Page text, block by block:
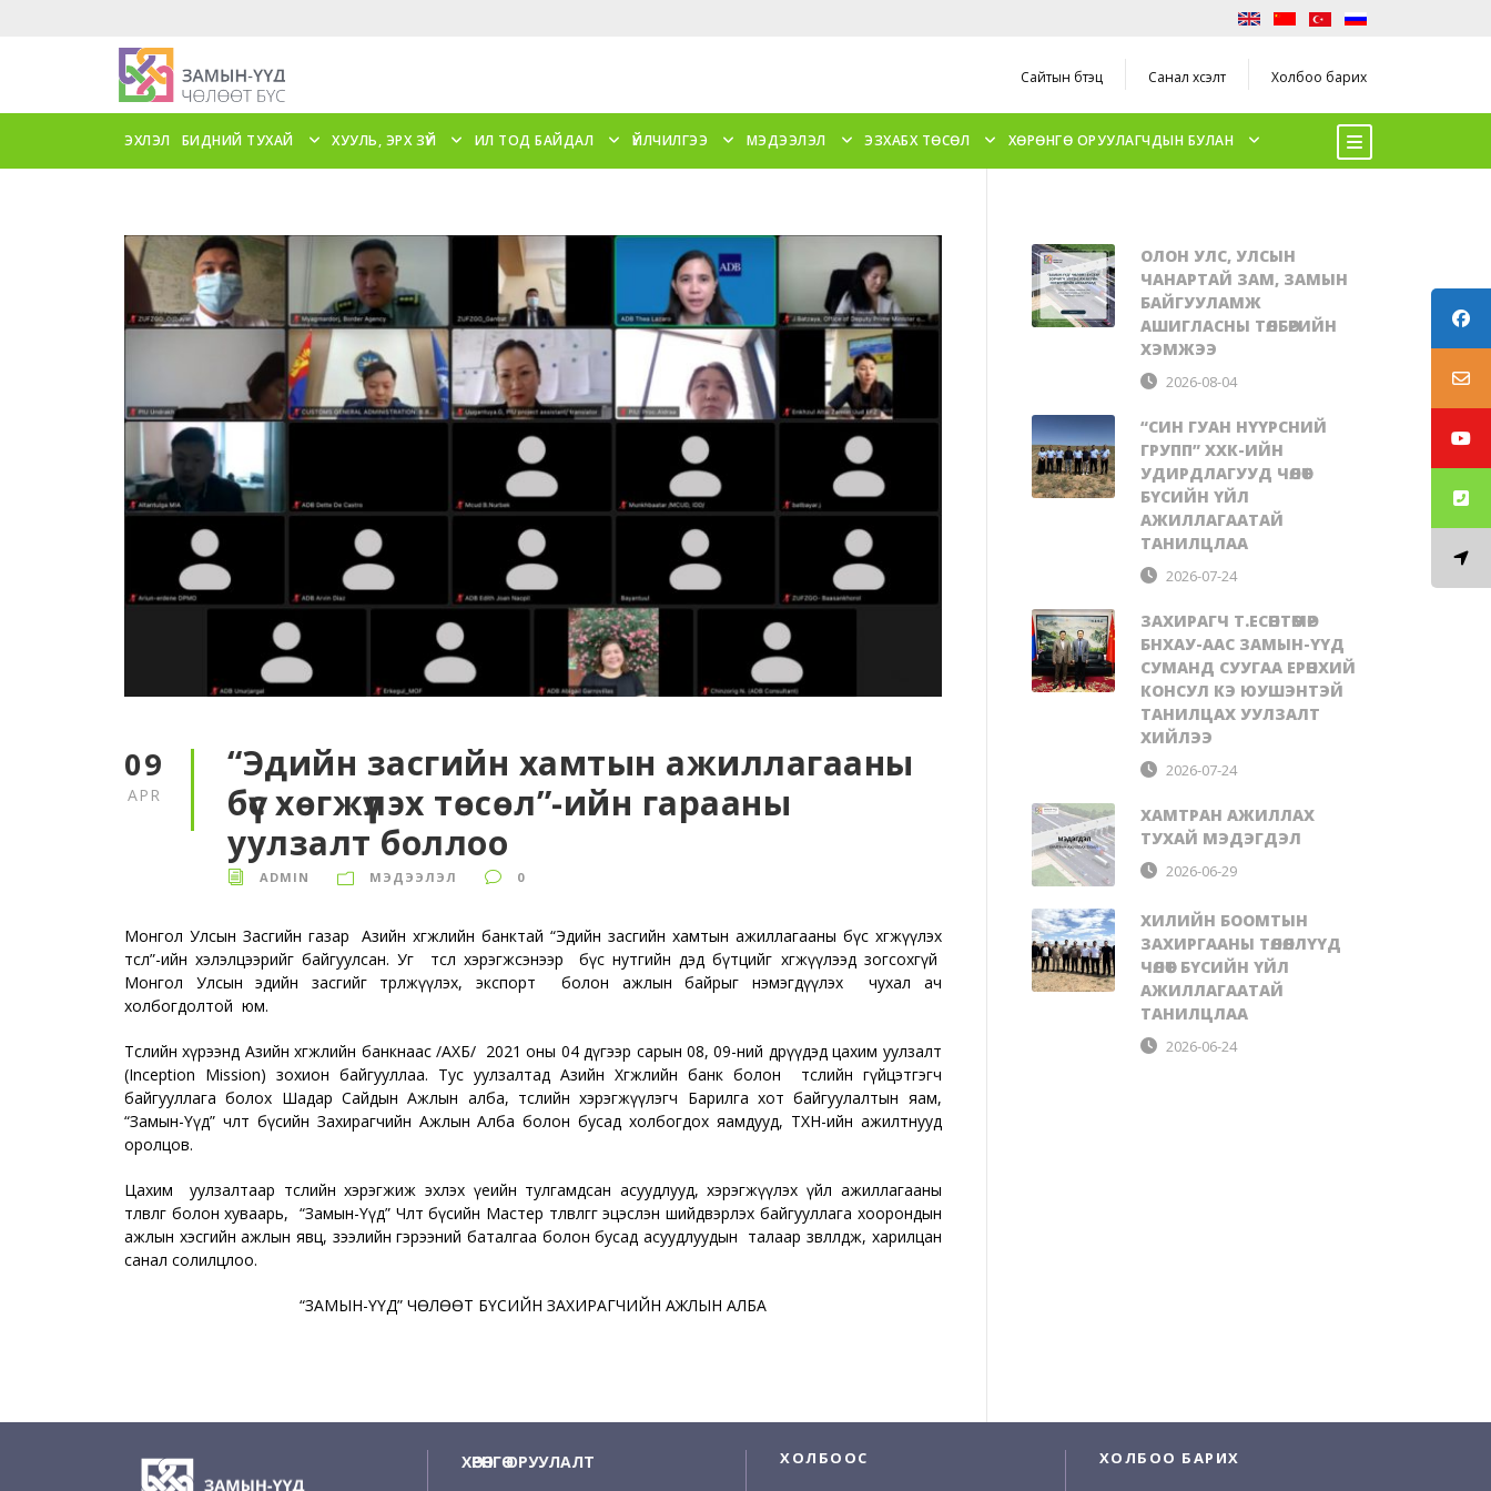
Сайтын бүтэц Санал хүсэлт Холбоо барих
ЭХЛЭЛ БИДНИЙ ТУХАЙ ХУУЛЬ, ЭРХ ЗҮЙ ИЛ ТОД БАЙДАЛ ҮЙЛЧИЛГЭЭ МЭДЭЭЛЭЛ ЭЗХАБХ ТӨСӨЛ ХӨРӨНГӨ ОРУУЛАГЧДЫН БУЛАН
09
APR
“Эдийн засгийн хамтын ажиллагааны
бүс хөгжүүлэх төсөл”-ийн гарааны
уулзалт боллоо
ADMIN МЭДЭЭЛЭЛ 0
Монгол Улсын Засгийн газар Азийн хөгжлийн банктай “Эдийн засгийн хамтын ажиллагааны бүс хөгжүүлэх
төсөл”-ийн хэлэлцээрийг байгуулсан. Уг төсөл хэрэгжсэнээр бүс нутгийн дэд бүтцийг хөгжүүлээд зогсохгүй
Монгол Улсын эдийн засгийг төрөлжүүлэх, экспорт болон ажлын байрыг нэмэгдүүлэх чухал ач
холбогдолтой юм.
Төслийн хүрээнд Азийн хөгжлийн банкнаас /АХБ/ 2021 оны 04 дүгээр сарын 08, 09-ний өдрүүдэд цахим уулзалт
(Inception Mission) зохион байгууллаа. Тус уулзалтад Азийн Хөгжлийн банк болон төслийн гүйцэтгэгч
байгууллага болох Шадар Сайдын Ажлын алба, төслийн хэрэгжүүлэгч Барилга хот байгуулалтын яам,
“Замын-Үүд” чөлөөт бүсийн Захирагчийн Ажлын Алба болон бусад холбогдох яамдууд, ТХН-ийн ажилтнууд
оролцов.
Цахим уулзалтаар төслийн хэрэгжиж эхлэх үеийн тулгамдсан асуудлууд, хэрэгжүүлэх үйл ажиллагааны
төлөвлөгөө болон хуваарь, “Замын-Үүд” Чөлөөт бүсийн Мастер төлөвлөгөөг эцэслэн шийдвэрлэх байгууллага хоорондын
ажлын хэсгийн ажлын явц, зээлийн гэрээний баталгаа болон бусад асуудлуудын талаар зөвлөлдөж, харилцан
санал солилцлоо.
“ЗАМЫН-ҮҮД” ЧӨЛӨӨТ БҮСИЙН ЗАХИРАГЧИЙН АЖЛЫН АЛБА
ОЛОН УЛС, УЛСЫН
ЧАНАРТАЙ ЗАМ, ЗАМЫН
БАЙГУУЛАМЖ
АШИГЛАСНЫ ТӨЛБӨРИЙН
ХЭМЖЭЭ
2026-08-04
“СИН ГУАН НҮҮРСНИЙ
ГРУПП” ХХК-ИЙН
УДИРДЛАГУУД ЧӨЛӨӨТ
БҮСИЙН ҮЙЛ
АЖИЛЛАГААТАЙ
ТАНИЛЦЛАА
2026-07-24
ЗАХИРАГЧ Т.ЕСӨНТӨМӨР
БНХАУ-ААС ЗАМЫН-ҮҮД
СУМАНД СУУГАА ЕРӨНХИЙ
КОНСУЛ КЭ ЮУШЭНТЭЙ
ТАНИЛЦАХ УУЛЗАЛТ
ХИЙЛЭЭ
2026-07-24
ХАМТРАН АЖИЛЛАХ
ТУХАЙ МЭДЭГДЭЛ
2026-06-29
ХИЛИЙН БООМТЫН
ЗАХИРГААНЫ ТӨЛӨӨЛЛҮҮД
ЧӨЛӨӨТ БҮСИЙН ҮЙЛ
АЖИЛЛАГААТАЙ
ТАНИЛЦЛАА
2026-06-24
ХӨРӨНГӨ ОРУУЛАЛТ ХОЛБООС ХОЛБОО БАРИХ